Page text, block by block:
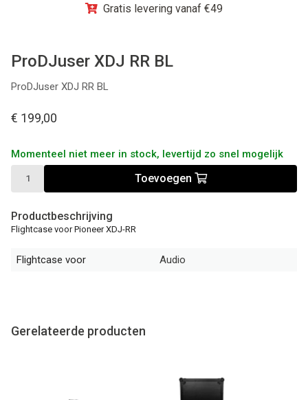
Gratis levering vanaf €49
ProDJuser XDJ RR BL
ProDJuser XDJ RR BL
€ 199,00
Momenteel niet meer in stock, levertijd zo snel mogelijk
Toevoegen
Productbeschrijving
Flightcase voor Pioneer XDJ-RR
Flightcase voor Audio
Gerelateerde producten